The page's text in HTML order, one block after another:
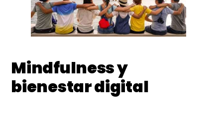
Mindfulness y
bienestar digital